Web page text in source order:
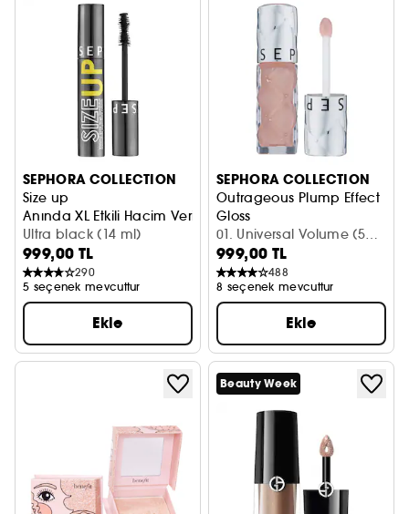
SEPHORA COLLECTION
Size up
Anında XL Etkili Hacim Verici Maskara
Ultra black (14 ml)
999,00 TL
290
5 seçenek mevcuttur
Ekle
SEPHORA COLLECTION
Outrageous Plump Effect
Gloss
Dolgunlaştırıcı Dudak
01. Universal Volume (5
ml)
999,00 TL
488
8 seçenek mevcuttur
Ekle
Beauty Week